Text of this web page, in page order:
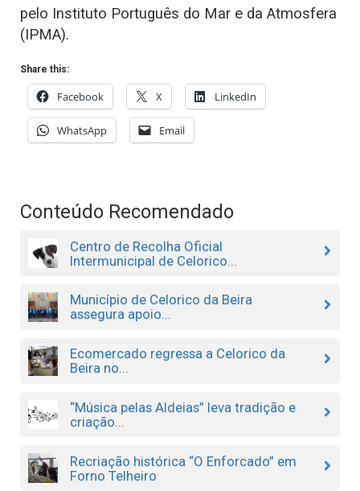
pelo Instituto Português do Mar e da Atmosfera
(IPMA).
Share this:
Facebook X LinkedIn
WhatsApp Email
Conteúdo Recomendado
Centro de Recolha Oficial
Intermunicipal de Celorico...
Município de Celorico da Beira
assegura apoio...
Ecomercado regressa a Celorico da
Beira no...
“Música pelas Aldeias” leva tradição e
criação...
Recriação histórica “O Enforcado” em
Forno Telheiro